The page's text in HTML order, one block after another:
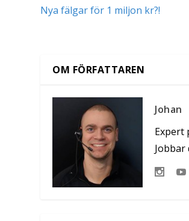
Nya fälgar för 1 miljon kr?!
OM FÖRFATTAREN
Johan
Expert